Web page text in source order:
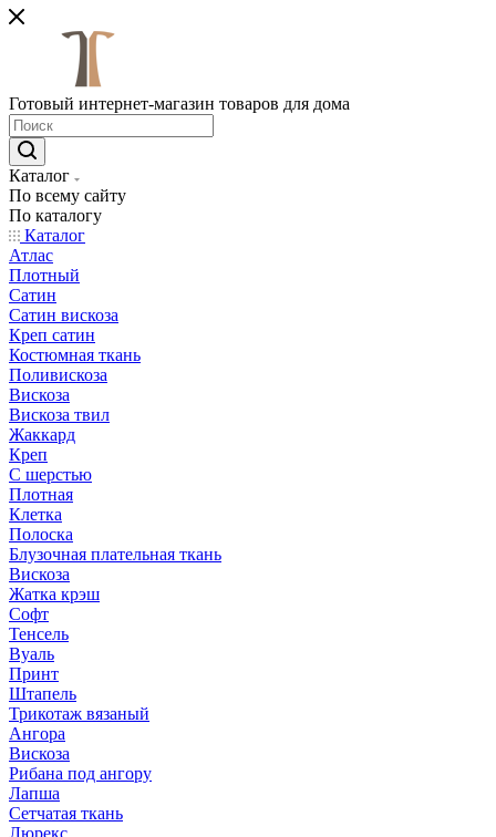
Готовый интернет-магазин товаров для дома
Каталог
По всему сайту
По каталогу
Каталог
Атлас
Плотный
Сатин
Сатин вискоза
Креп сатин
Костюмная ткань
Поливискоза
Вискоза
Вискоза твил
Жаккард
Креп
С шерстью
Плотная
Клетка
Полоска
Блузочная плательная ткань
Вискоза
Жатка крэш
Софт
Тенсель
Вуаль
Принт
Штапель
Трикотаж вязаный
Ангора
Вискоза
Рибана под ангору
Лапша
Сетчатая ткань
Люрекс